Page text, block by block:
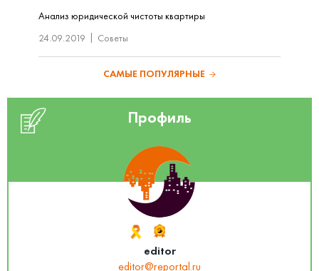
Анализ юридической чистоты квартиры
24.09.2019
Советы
САМЫЕ ПОПУЛЯРНЫЕ
Профиль
editor
editor@reportal.ru